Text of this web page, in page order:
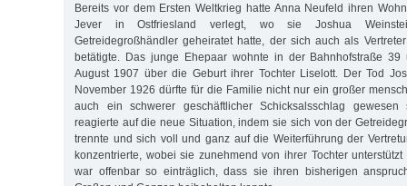
Bereits vor dem Ersten Weltkrieg hatte Anna Neufeld ihren
Jever in Ostfriesland verlegt, wo sie Joshua
Getreidegroßhändler geheiratet hatte, der sich auch als
betätigte. Das junge Ehepaar wohnte in der Bahnhofstraße
August 1907 über die Geburt ihrer Tochter Liselott. Der Tod
November 1926 dürfte für die Familie nicht nur ein großer
auch ein schwerer geschäftlicher Schicksalsschlag gewesen
reagierte auf die neue Situation, indem sie sich von der
trennte und sich voll und ganz auf die Weiterführung der
konzentrierte, wobei sie zunehmend von ihrer Tochter
war offenbar so einträglich, dass sie ihren bisherigen